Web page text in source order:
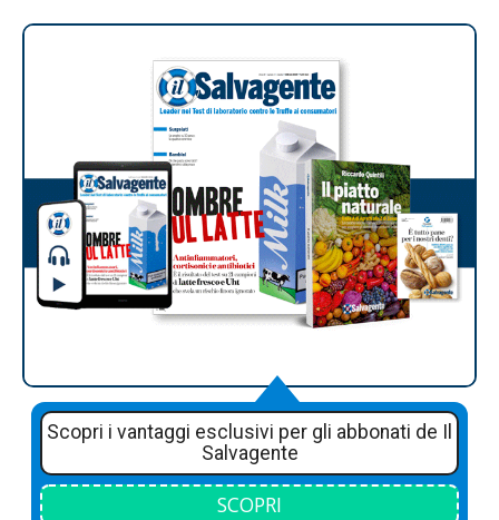
Scopri i vantaggi esclusivi per gli abbonati de Il
Salvagente
SCOPRI